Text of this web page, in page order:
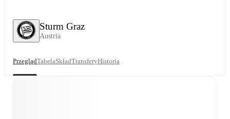
Sturm Graz
Austria
PrzeglądTabelaSkładTransferyHistoria